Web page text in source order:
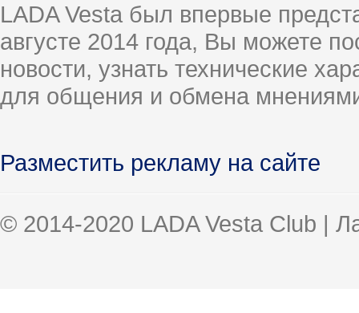
LADA Vesta был впервые
августе 2014 года, Вы можете
новости, узнать технические
для общения и обмена
Разместить рекламу на сайте
© 2014-2020 LADA Vesta Club |